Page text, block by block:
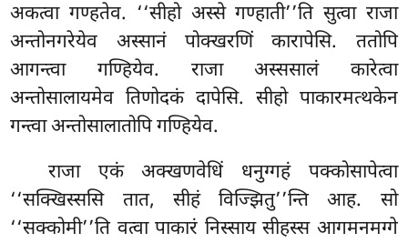
अकत्वा गण्हतेव. ‘‘सीहो अस्से गण्हाती’’ति सुत्वा राजा
अन्तोनगरेयेव अस्सानं पोक्खरणिं कारापेसि. ततोपि
आगन्त्वा गण्हियेव. राजा अस्ससालं कारेत्वा
अन्तोसालायमेव तिणोदकं दापेसि. सीहो पाकारमत्थकेन
गन्त्वा अन्तोसालातोपि गण्हियेव.
राजा एकं अक्खणवेधिं धनुग्गहं पक्कोसापेत्वा
‘‘सक्खिस्ससि तात, सीहं विज्झितु’’न्ति आह. सो
‘‘सक्कोमी’’ति वत्वा पाकारं निस्साय सीहस्स आगमनमग्गे